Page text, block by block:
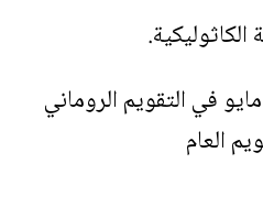
يُحتفل به في 26 مايو في التقويم الروماني
العام